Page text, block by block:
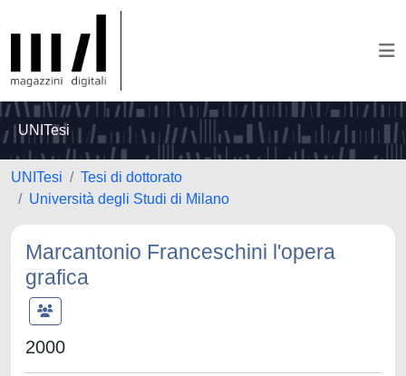
UNITesi
UNITesi
Tesi di dottorato
Università degli Studi di Milano
Marcantonio Franceschini l'opera
grafica
2000